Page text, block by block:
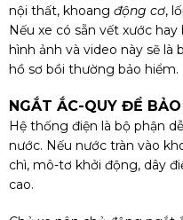
nội thất, khoang động cơ,
Nếu xe có sẵn vết xước
hình ảnh và video này sẽ
hồ sơ bồi thường bảo hiểm.
NGẮT ẮC-QUY ĐỂ
Hệ thống điện là bộ phận
nước. Nếu nước tràn vào
chì, mô-tơ khởi động, dây
cao.